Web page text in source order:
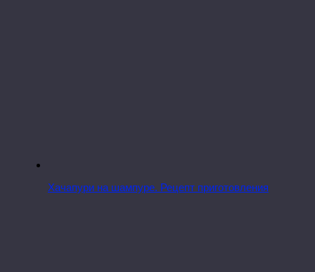
Хачапури на шампуре. Рецепт приготовления